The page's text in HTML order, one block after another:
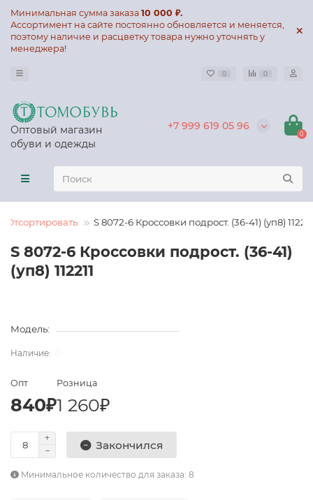
Минимальная сумма заказа 10 000 ₽.
Ассортимент на сайте постоянно обновляется и меняется,
поэтому наличие и расцветку товара нужно уточнять у
менеджера!
0 0
Оптовый магазин
обуви и одежды
+7 999 619 05 96
0
Отсортировать S 8072-6 Кроссовки подрост. (36-41) (уп8) 112211
S 8072-6 Кроссовки подрост. (36-41)
(уп8) 112211
Модель:
Опт
840₽
Розница
1 260₽
Закончился
Минимальное количество для заказа: 8